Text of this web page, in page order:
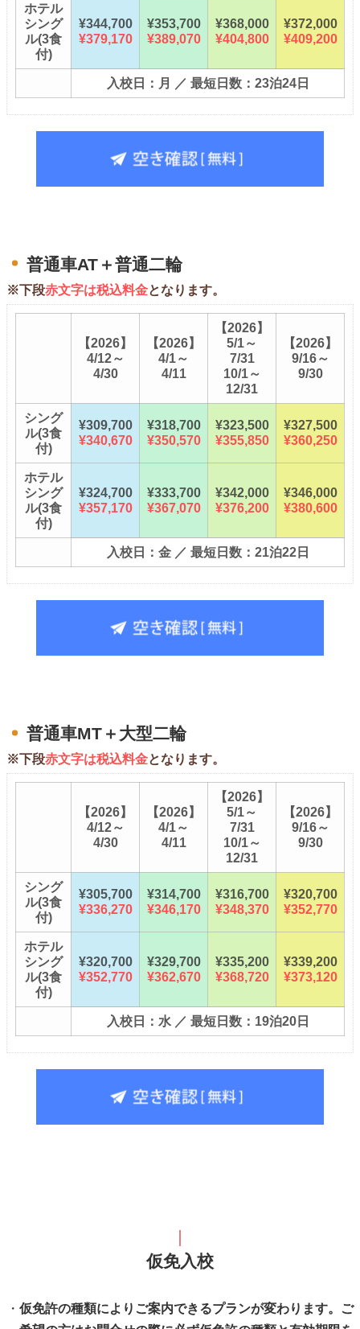
ホテル
シング
ル(3食
付)
¥344,700
¥379,170
¥353,700
¥389,070
¥368,000
¥404,800
¥372,000
¥409,200
入校日：月 ／ 最短日数：23泊24日
普通車AT＋普通二輪
※下段赤文字は税込料金となります。
【2026】
4/12～
4/30
【2026】
4/1～
4/11
【2026】
5/1～
7/31
10/1～
12/31
【2026】
9/16～
9/30
シング
ル(3食
付)
¥309,700
¥340,670
¥318,700
¥350,570
¥323,500
¥355,850
¥327,500
¥360,250
ホテル
シング
ル(3食
付)
¥324,700
¥357,170
¥333,700
¥367,070
¥342,000
¥376,200
¥346,000
¥380,600
入校日：金 ／ 最短日数：21泊22日
普通車MT＋大型二輪
※下段赤文字は税込料金となります。
【2026】
4/12～
4/30
【2026】
4/1～
4/11
【2026】
5/1～
7/31
10/1～
12/31
【2026】
9/16～
9/30
シング
ル(3食
付)
¥305,700
¥336,270
¥314,700
¥346,170
¥316,700
¥348,370
¥320,700
¥352,770
ホテル
シング
ル(3食
付)
¥320,700
¥352,770
¥329,700
¥362,670
¥335,200
¥368,720
¥339,200
¥373,120
入校日：水 ／ 最短日数：19泊20日
仮免入校
仮免許の種類によりご案内できるプランが変わります。ご